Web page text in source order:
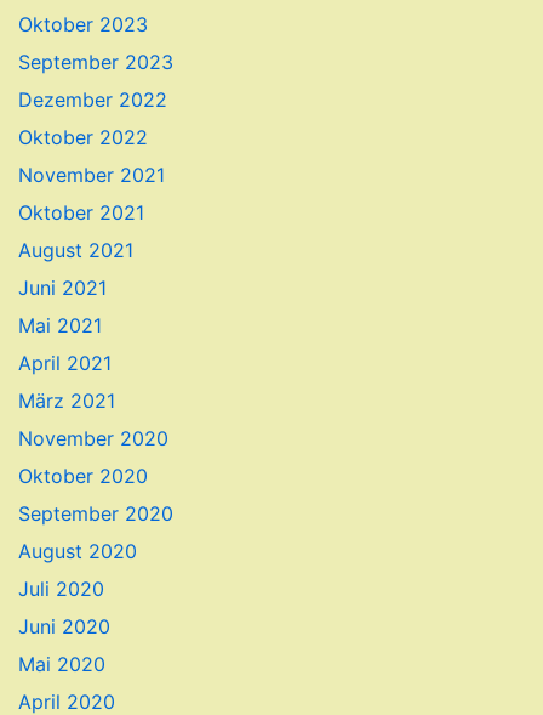
Oktober 2023
September 2023
Dezember 2022
Oktober 2022
November 2021
Oktober 2021
August 2021
Juni 2021
Mai 2021
April 2021
März 2021
November 2020
Oktober 2020
September 2020
August 2020
Juli 2020
Juni 2020
Mai 2020
April 2020